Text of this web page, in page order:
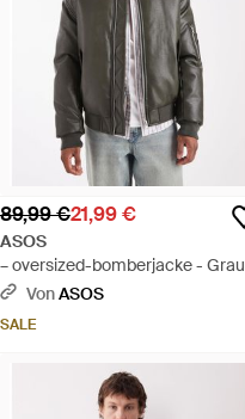
89,99 €21,99 €
ASOS
– oversized-bomberjacke - Grau
VonASOS
SALE